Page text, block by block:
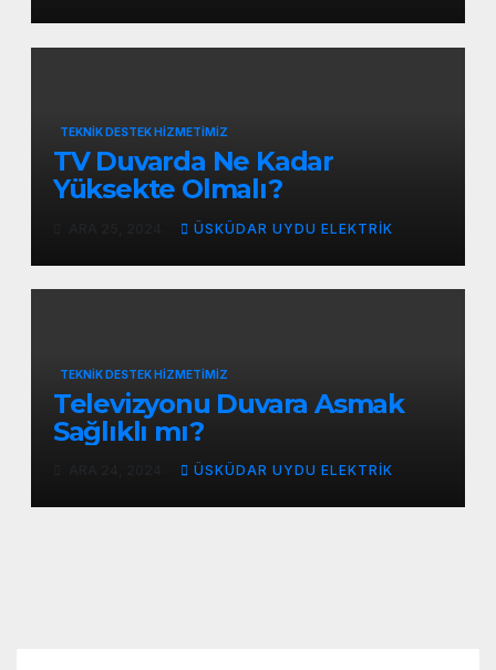
TEKNIK DESTEK HIZMETIMIZ
TV Duvarda Ne Kadar
Yüksekte Olmalı?
ÜSKÜDAR UYDU ELEKTRIK
TEKNIK DESTEK HIZMETIMIZ
Televizyonu Duvara Asmak
Sağlıklı mı?
ÜSKÜDAR UYDU ELEKTRIK